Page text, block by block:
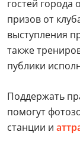
гостей
призов от
выступления
также
публики
Поддержать
помогут
станции и